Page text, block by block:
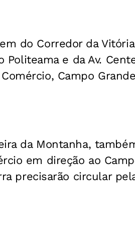
do Corredor da
Politeama e da Av.
Campo
da Montanha,
em direção ao
precisarão circular